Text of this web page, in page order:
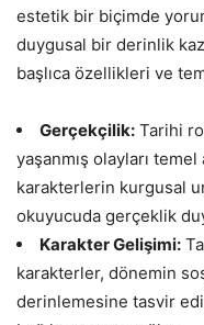
estetik bir biçimde
duygusal bir derinlik
başlıca özellikleri ve
Gerçekçilik: Tarihi
yaşanmış olayları temel
karakterlerin kurgusal
okuyucuda gerçeklik
Karakter Gelişimi:
karakterler, dönemin
derinlemesine tasvir